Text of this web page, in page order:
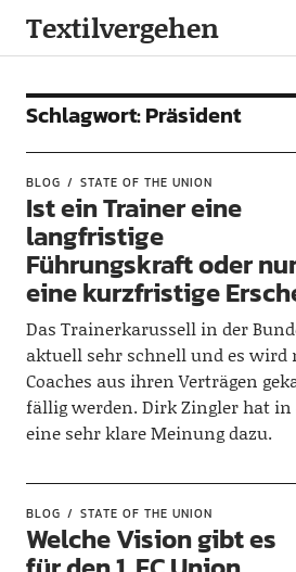
Textilvergehen
Schlagwort:Präsident
BLOG STATE OF THE UNION
Ist ein Trainer eine
langfristige
Führungskraft oder
eine kurzfristige
Das Trainerkarussell in der
aktuell sehr schnell und es wird
Coaches aus ihren Verträgen
fällig werden. Dirk Zingler hat
eine sehr klare Meinung dazu.
BLOG STATE OF THE UNION
Welche Vision gibt es